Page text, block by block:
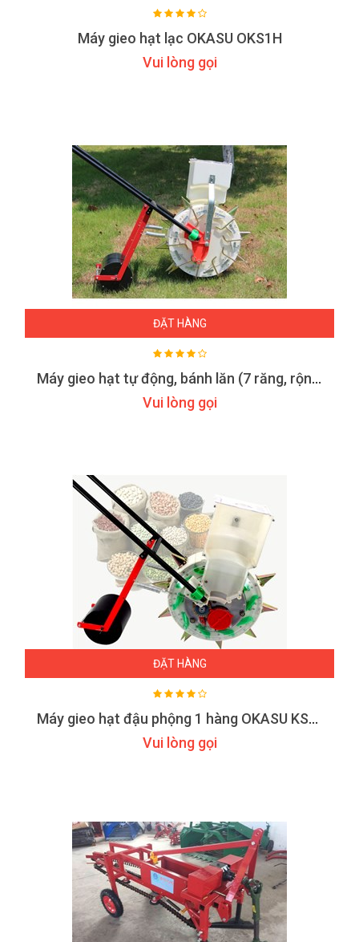
Máy gieo hạt lạc OKASU OKS1H
Vui lòng gọi
ĐẶT HÀNG
Máy gieo hạt tự động, bánh lăn (7 răng, rộng 23cm)
Vui lòng gọi
ĐẶT HÀNG
Máy gieo hạt đậu phộng 1 hàng OKASU KS1H
Vui lòng gọi